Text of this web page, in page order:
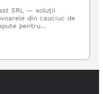
SRL — soluţii
din cauciuc de
pentru...